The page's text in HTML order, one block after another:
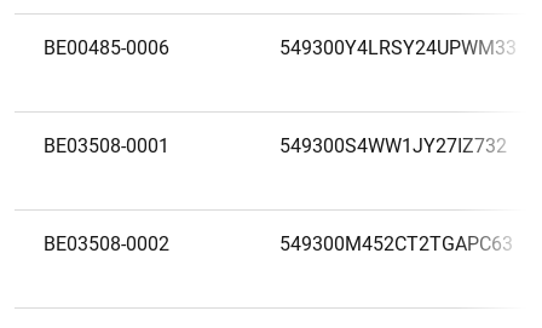
BE00485-0006 549300Y4LRSY24UPWM33
BE03508-0001 549300S4WW1JY27IZ732
BE03508-0002 549300M452CT2TGAPC63